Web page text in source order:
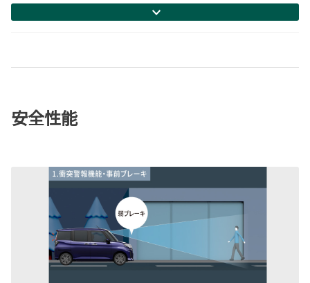
安全性能